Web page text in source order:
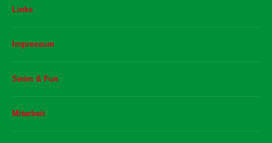
Links
Impressum
Swim & Fun
Mitarbeit